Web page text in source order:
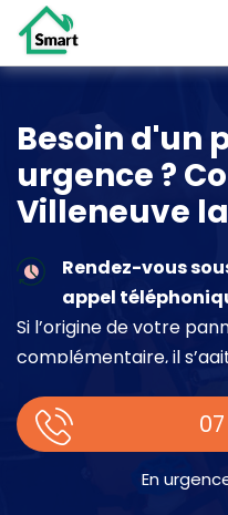
Besoin d'un
urgence ?
Villeneuve
Rendez-vous
appel
Si l’origine de votre
complémentaire, il
place.
En